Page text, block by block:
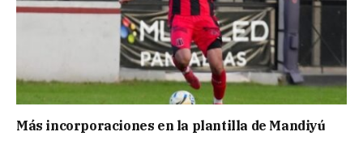
Más incorporaciones en la plantilla de Mandiyú